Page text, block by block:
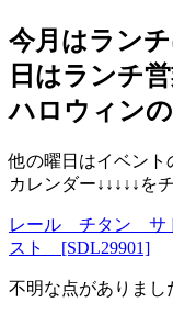
今月はラン
日はランチ
ハロウィン
他の曜日はイベント
カレンダー↓↓↓↓↓を
レール チタン サ
スト [SDL29901]
不明な点がありまし